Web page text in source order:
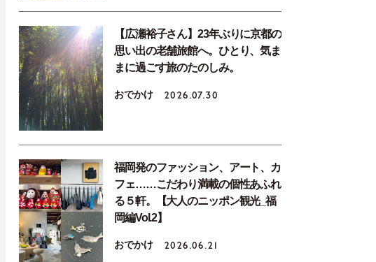
庭で育てたセージやローズマリーは料理に。「びわの木があるので
今年はコンポートも作ってみたい」
【広瀬裕子さん】23年ぶりに京都の
思い出の老舗旅館へ。ひとり、気ま
まに過ごす旅のたのしみ。
おでかけ 2026.07.30
福岡発のファッション、アート、カ
フェ……こだわり満載の個性あふれ
る５軒。【大人のニッポン観光_福
岡編Vol.2】
おでかけ 2026.06.21